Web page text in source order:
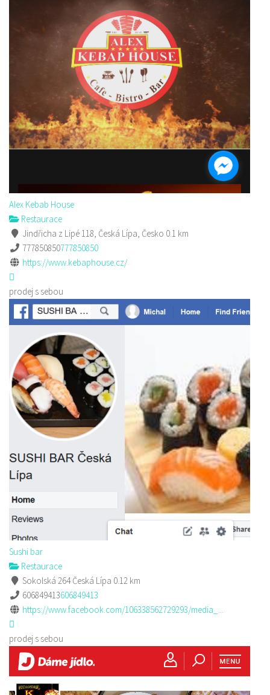
Alex Kebab House
Restaurace
Jindřicha z Lipé 118, Česká Lípa, Česko 0.1 km
777850850777850850
https://www.kebaphouse.cz/
prodej s sebou
Sushi bar
Restaurace
Sokolská 264 Česká Lípa 0.12 km
606849413606849413
https://www.facebook.com/106338562729293/media_...
prodej s sebou